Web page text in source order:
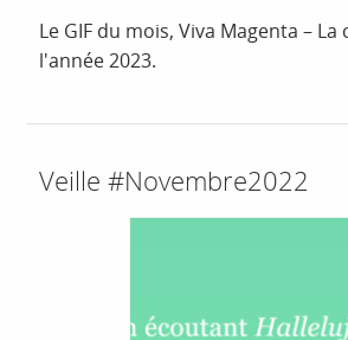
Le GIF du mois, Viva Magenta –
l'année 2023.
Veille #Novembre2022